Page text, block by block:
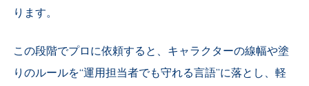
ります。
この段階でプロに依頼すると、キャラクターの線幅や塗
りのルールを“運用担当者でも守れる言語”に落とし、軽